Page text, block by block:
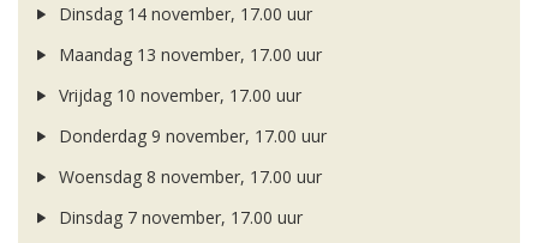
Dinsdag 14 november, 17.00 uur
Maandag 13 november, 17.00 uur
Vrijdag 10 november, 17.00 uur
Donderdag 9 november, 17.00 uur
Woensdag 8 november, 17.00 uur
Dinsdag 7 november, 17.00 uur